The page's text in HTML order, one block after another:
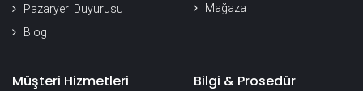
Pazaryeri Duyurusu
Blog
Mağaza
Müşteri Hizmetleri Bilgi & Prosedür